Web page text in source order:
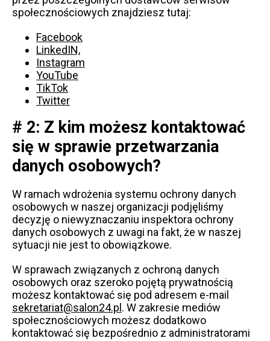
społecznościowych znajdziesz tutaj:
Facebook
LinkedIN,
Instagram
YouTube
TikTok
Twitter
# 2: Z kim możesz kontaktować
się w sprawie przetwarzania
danych osobowych?
W ramach wdrożenia systemu ochrony danych
osobowych w naszej organizacji podjęliśmy
decyzję o niewyznaczaniu inspektora ochrony
danych osobowych z uwagi na fakt, że w naszej
sytuacji nie jest to obowiązkowe.
W sprawach związanych z ochroną danych
osobowych oraz szeroko pojętą prywatnością
możesz kontaktować się pod adresem e-mail
sekretariat@salon24.pl . W zakresie mediów
społecznościowych możesz dodatkowo
kontaktować się bezpośrednio z administratorami